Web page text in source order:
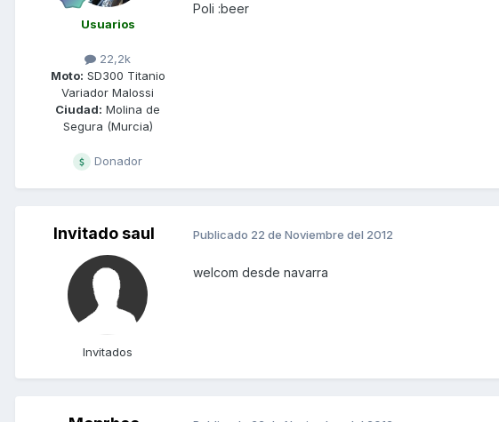
Usuarios
22,2k
Moto: SD300 Titanio
Variador Malossi
Ciudad: Molina de
Segura (Murcia)
Donador
Poli :beer
Invitado saul
Invitados
Publicado 22 de Noviembre del 2012
welcom desde navarra